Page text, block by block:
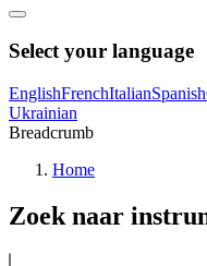
Select your language
EnglishFrenchItalianSpanish
Ukrainian
Breadcrumb
Home
Zoek naar